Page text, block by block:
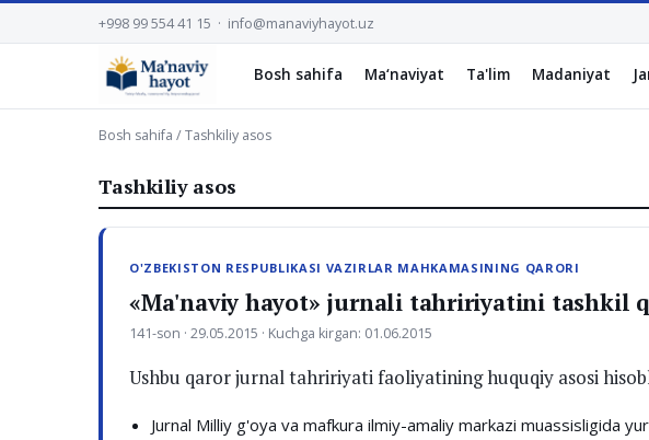
+998 99 554 41 15 · info@manaviyhayot.uz
Bosh sahifa Ma‘naviyat Ta'lim Madaniyat
Bosh sahifa / Tashkiliy asos
Tashkiliy asos
O'ZBEKISTON RESPUBLIKASI VAZIRLAR MAHKAMASINING QARORI
«Ma'naviy hayot» jurnali tahririyatini tashkil
141-son · 29.05.2015 · Kuchga kirgan: 01.06.2015
Ushbu qaror jurnal tahririyati faoliyatining huquqiy asosi
Jurnal Milliy g'oya va mafkura ilmiy-amaliy markazi muassisligida